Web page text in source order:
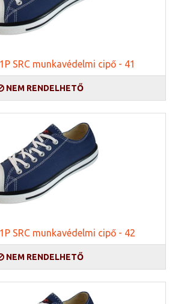
SRC munkavédelmi cipő - 41
NEM RENDELHETŐ
SRC munkavédelmi cipő - 42
NEM RENDELHETŐ